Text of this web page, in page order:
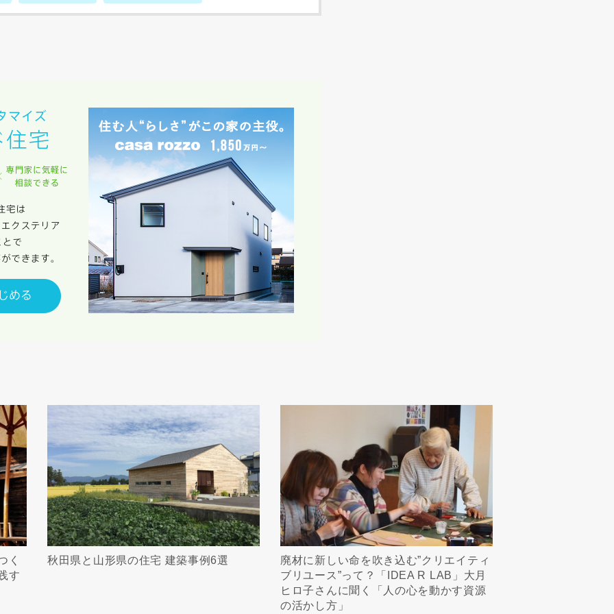
く
す
秋田県と山形県の住宅 建築事例6選
廃材に新しい命を吹き込む”クリエイティ
ブリユース”って？「IDEA R LAB」大月
ヒロ子さんに聞く「人の心を動かす資源
の活かし方」